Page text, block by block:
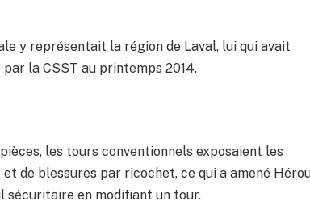
y représentait la région de Laval, lui qui avait
la CSST au printemps 2014.
les tours conventionnels exposaient les
de blessures par ricochet, ce qui a amené
sécuritaire en modifiant un tour.